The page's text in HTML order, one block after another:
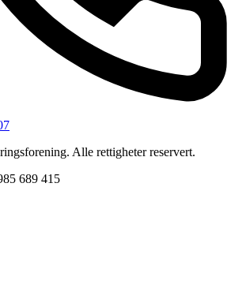
Alle rettigheter reservert.
689 415